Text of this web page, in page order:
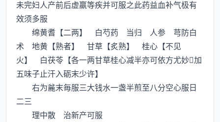
未完妇人产前后虚羸等疾并可服之此药益血补气极有
效须多服
绵黄耆【二两】 白芍药 当归 人参 芎防白
术 地黄【熟者】 甘草【炙熟】 桂心【不见
火】 白茯苓【各一两甘草桂心减半亦可依方尤妙加
五味子止汗入砺末少许】
右为麄末毎服三大钱水一盏半煎至八分空心服日
二三
理中散 治新产可服